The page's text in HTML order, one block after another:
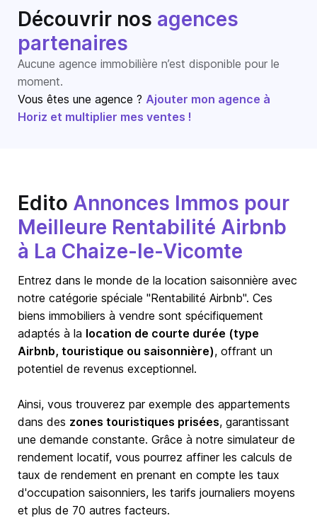
Découvrir nos agences
partenaires
Aucune agence immobilière n’est disponible pour le
moment.
Vous êtes une agence ? Ajouter mon agence à
Horiz et multiplier mes ventes !
Edito Annonces Immos pour
Meilleure Rentabilité Airbnb
à La Chaize-le-Vicomte
Entrez dans le monde de la location saisonnière avec
notre catégorie spéciale "Rentabilité Airbnb". Ces
biens immobiliers à vendre sont spécifiquement
adaptés à la location de courte durée (type
Airbnb, touristique ou saisonnière), offrant un
potentiel de revenus exceptionnel.
Ainsi, vous trouverez par exemple des appartements
dans des zones touristiques prisées, garantissant
une demande constante. Grâce à notre simulateur de
rendement locatif, vous pourrez affiner les calculs de
taux de rendement en prenant en compte les taux
d'occupation saisonniers, les tarifs journaliers moyens
et plus de 70 autres facteurs.